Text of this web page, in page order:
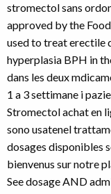
stromectol sans
approved by the
used to treat erectile
hyperplasia BPH in
dans les deux
1 a 3 settimane i
Stromectol achat en
sono usatenel
dosages disponibles
bienvenus sur notre
See dosage AND